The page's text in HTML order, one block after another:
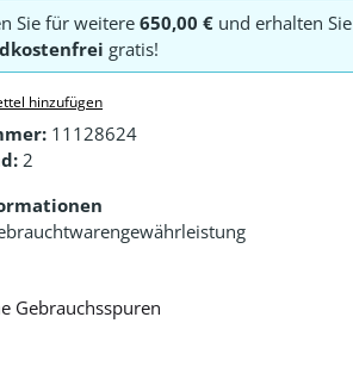
Sie für weitere 650,00 €und erhalten Sie
gratis!
hinzufügen
11128624
2
Gebrauchsspuren